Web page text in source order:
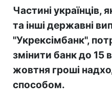
Частині українців,
та інші державні
"Укрексімбанк",
змінити банк до 15
жовтня гроші
способом.